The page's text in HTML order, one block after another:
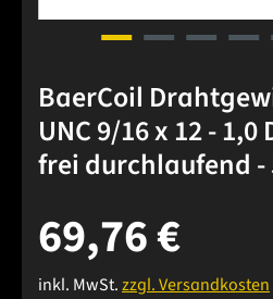
BaerCoil
UNC 9/16 x 12 - 1,0
frei durchlaufend -
69,76 €
inkl. MwSt.zzgl. Versandkosten